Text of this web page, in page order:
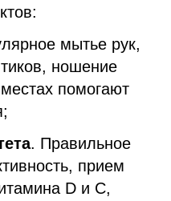
мытье рук,
ношение
помогают
. Правильное
прием
D и С,